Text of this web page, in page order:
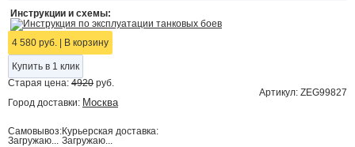
Инструкции и схемы:
Инструкция по эксплуатации танковых боев
4 580 руб.
В корзину
Купить в 1 клик
Старая цена: 4920 руб.
Артикул: ZEG99827
Город доставки: Москва
Самовывоз:
Загружаю...
Курьерская доставка:
Загружаю...